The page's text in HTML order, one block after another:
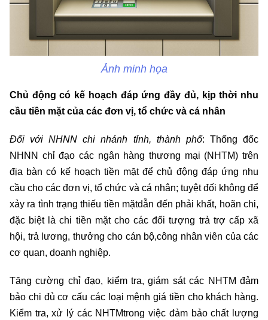
Ảnh minh họa
Chủ động có kế hoạch đáp ứng đầy đủ, kịp thời nhu
cầu tiền mặt của các đơn vị, tổ chức và cá nhân
Đối với NHNN chi nhánh tỉnh, thành phố: Thống đốc
NHNN chỉ đạo các ngân hàng thương mại (NHTM) trên
địa bàn có kế hoạch tiền mặt để chủ động đáp ứng nhu
cầu cho các đơn vị, tổ chức và cá nhân; tuyệt đối không để
xảy ra tình trạng thiếu tiền mặtdẫn đến phải khất, hoãn chi,
đặc biệt là chi tiền mặt cho các đối tượng trả trợ cấp xã
hội, trả lương, thưởng cho cán bộ,công nhân viên của các
cơ quan, doanh nghiệp.
Tăng cường chỉ đạo, kiểm tra, giám sát các NHTM đảm
bảo chi đủ cơ cấu các loại mệnh giá tiền cho khách hàng.
Kiểm tra, xử lý các NHTMtrong việc đảm bảo chất lượng